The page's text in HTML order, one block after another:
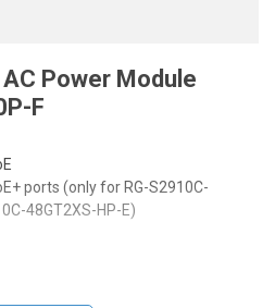
Power Module
F
ports (only for RG-S2910C-
48GT2XS-HP-E)